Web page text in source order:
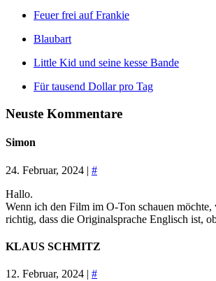
Feuer frei auf Frankie
Blaubart
Little Kid und seine kesse Bande
Für tausend Dollar pro Tag
Neuste Kommentare
Simon
24. Februar, 2024 | #
Hallo.
Wenn ich den Film im O-Ton schauen möchte,
richtig, dass die Originalsprache Englisch ist,
KLAUS SCHMITZ
12. Februar, 2024 | #